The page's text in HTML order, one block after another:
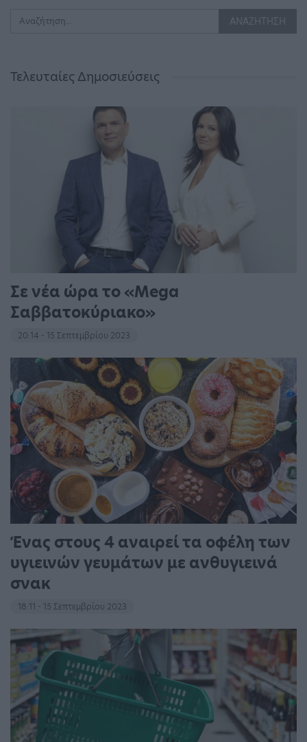
Τελευταίες Δημοσιεύσεις
Σε νέα ώρα το «Mega
Σαββατοκύριακο»
20:14 - 15 Σεπτεμβρίου 2023
Ένας στους 4 αναιρεί τα οφέλη των
υγιεινών γευμάτων με ανθυγιεινά
σνακ
18:11 - 15 Σεπτεμβρίου 2023